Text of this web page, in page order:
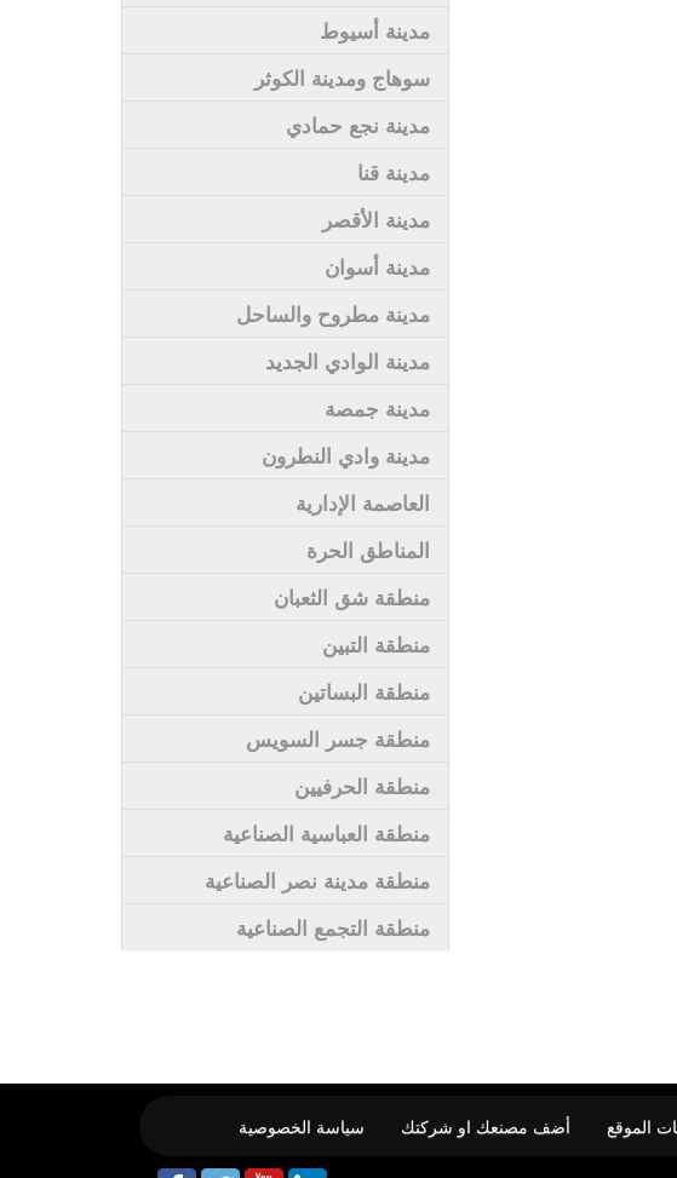
مدينة أسيوط
سوهاج ومدينة الكوثر
مدينة نجع حمادي
مدينة قنا
مدينة الأقصر
مدينة أسوان
مدينة مطروح والساحل
مدينة الوادي الجديد
مدينة جمصة
مدينة وادي النطرون
العاصمة الإدارية
المناطق الحرة
منطقة شق الثعبان
منطقة التبين
منطقة البساتين
منطقة جسر السويس
منطقة الحرفيين
منطقة العباسية الصناعية
منطقة مدينة نصر الصناعية
منطقة التجمع الصناعية
الموقع أضف مصنعك او شركتك سياسة الخصوصية